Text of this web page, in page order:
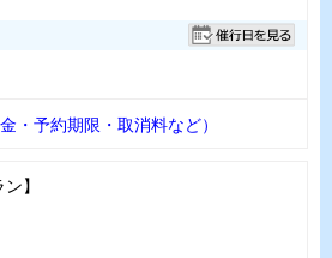
・予約期限・取消料など）
】